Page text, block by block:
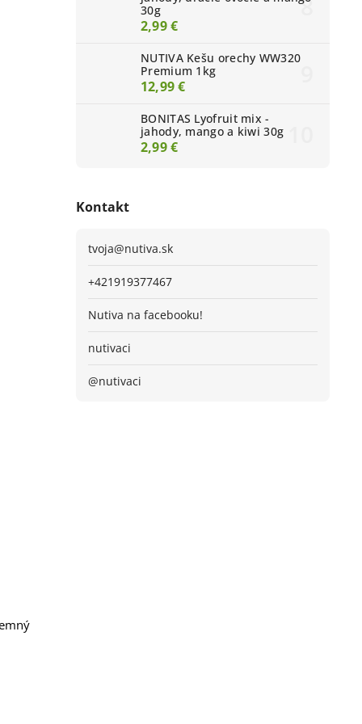
30g
2,99 €
NUTIVA Kešu orechy WW320
Premium 1kg
12,99 €
BONITAS Lyofruit mix -
jahody, mango a kiwi 30g
2,99 €
Kontakt
tvoja@nutiva.sk
+421919377467
Nutiva na facebooku!
nutivaci
@nutivaci